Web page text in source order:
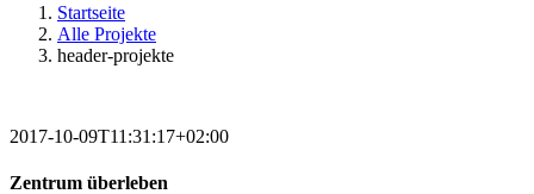
Startseite
Alle Projekte
header-projekte
2017-10-09T11:31:17+02:00
Zentrum überleben